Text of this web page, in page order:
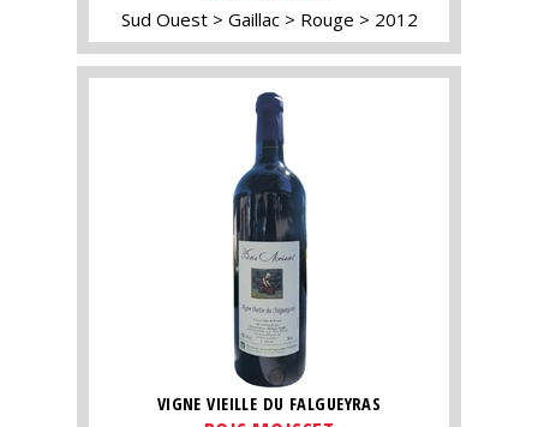
Sud Ouest Gaillac Rouge 2012
VIGNE VIEILLE DU FALGUEYRAS